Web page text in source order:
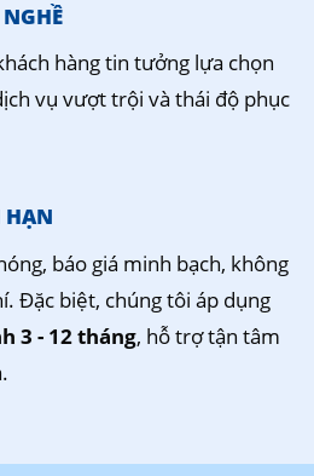
hàng tin tưởng lựa chọn
vụ vượt trội và thái độ phục
HẠN
báo giá minh bạch, không
Đặc biệt, chúng tôi áp dụng
3 - 12 tháng, hỗ trợ tận tâm